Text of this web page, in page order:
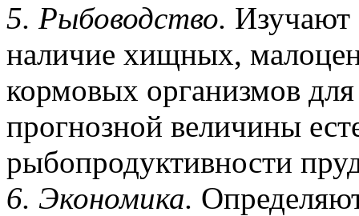
5. Рыбоводство. Изучают
наличие хищных,
кормовых организмов
прогнозной величины
рыбопродуктивности
6. Экономика.